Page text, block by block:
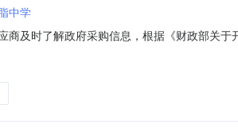
中学
商及时了解政府采购信息，根据《财政部关
要求：按学校要求执行0.0145002026年09月
08月